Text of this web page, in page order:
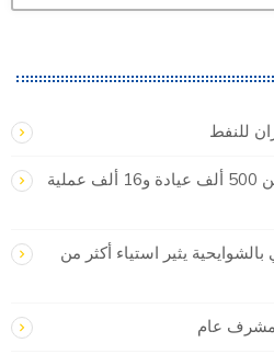
للنفط
مستشفى سهلول: تأمين أكثر من 500 ألف عيادة و16 ألف عملية
يثير استياء أكثر من
مشرف عام